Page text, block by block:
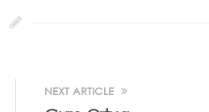
NEXT ARTICLE